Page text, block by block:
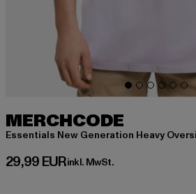
MERCHCODE
Essentials New Generation Heavy
29,99 EUR
Derzeitiger Preis: 29,99 EUR
inkl. MwSt.